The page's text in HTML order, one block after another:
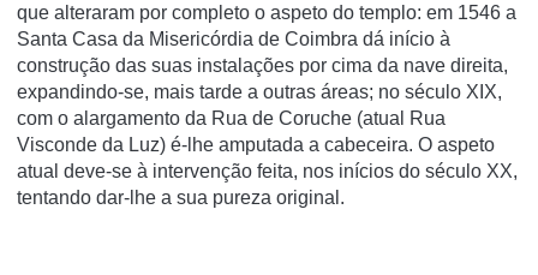
que alteraram por completo o aspeto do templo: em 1546 a
Santa Casa da Misericórdia de Coimbra dá início à
construção das suas instalações por cima da nave direita,
expandindo-se, mais tarde a outras áreas; no século XIX,
com o alargamento da Rua de Coruche (atual Rua
Visconde da Luz) é-lhe amputada a cabeceira. O aspeto
atual deve-se à intervenção feita, nos inícios do século XX,
tentando dar-lhe a sua pureza original.